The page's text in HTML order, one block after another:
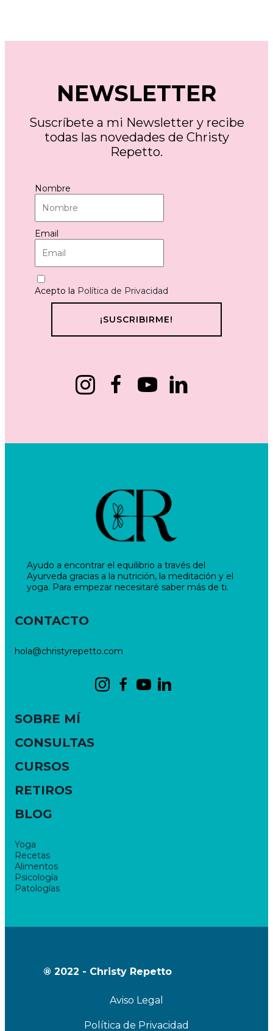
NEWSLETTER
Suscríbete a mi Newsletter y recibe
todas las novedades de Christy
Repetto.
Nombre
Email
Acepto la Política de Privacidad
¡SUSCRIBIRME!
Ayudo a encontrar el equilibrio a través del
Ayurveda gracias a la nutrición, la meditación y el
yoga. Para empezar necesitaré saber más de ti.
CONTACTO
hola@christyrepetto.com
SOBRE MÍ
CONSULTAS
CURSOS
RETIROS
BLOG
Yoga
Recetas
Alimentos
Psicología
Patologías
® 2022 - Christy Repetto
Aviso Legal
Política de Privacidad